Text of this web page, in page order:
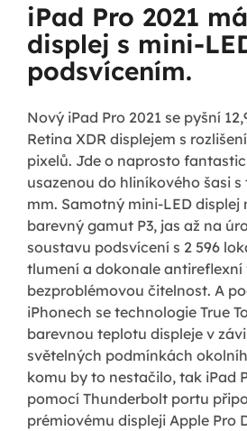
iPad Pro 2021
displej s mini-
podsvícením.
Nový iPad Pro 2021 se pyšní
Retina XDR displejem s
pixelů. Jde o naprosto
usazenou do hliníkového šasi
mm. Samotný mini-LED displej
barevný gamut P3, jas až na
soustavu podsvícení s 2 596
tlumení a dokonale antireflexní
bezproblémovou čitelnost. A
iPhonech se technologie True
barevnou teplotu displeje v
světelných podmínkách
komu by to nestačilo, tak iPad
pomocí Thunderbolt portu
prémiovému displeji Apple Pro